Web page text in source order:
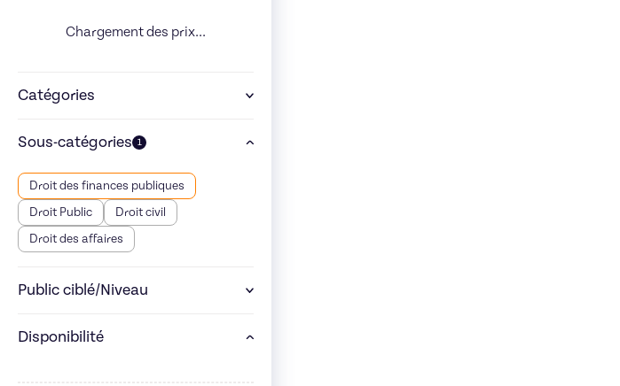
Chargement des prix...
Catégories
Sous-catégories 1
Droit des finances publiques
Droit Public
Droit civil
Droit des affaires
Public ciblé/Niveau
Disponibilité